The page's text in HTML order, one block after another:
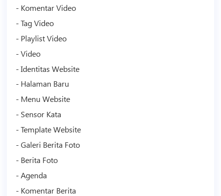
- KomentarVideo
- TagVideo
- PlaylistVideo
-Video
- Identitas Website
- Halaman Baru
- Menu Website
- Sensor Kata
-TemplateWebsite
- Galeri Berita Foto
- Berita Foto
- Agenda
- Komentar Berita